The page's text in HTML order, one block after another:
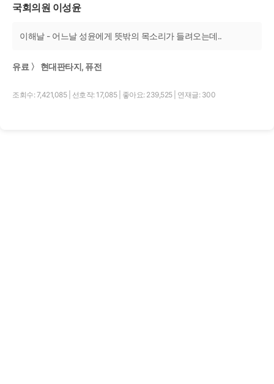
국회의원 이성윤
이해날 - 어느날 성윤에게 뜻밖의 목소리가 들려오는데..
유료 〉 현대판타지, 퓨전
조회수: 7,421,085 선호작: 17,085 좋아요: 239,525 연재글: 300